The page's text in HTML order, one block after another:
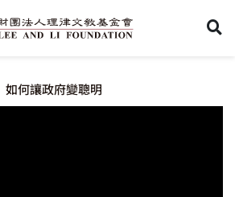
如何讓政府變聰明